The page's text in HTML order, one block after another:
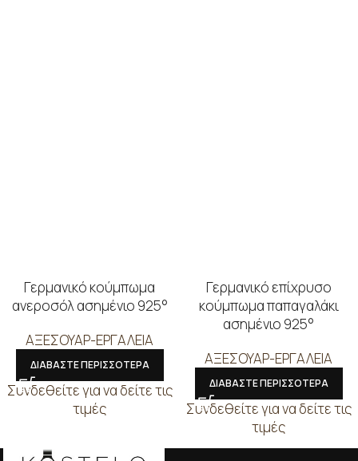
Γερμανικό κούμπωμα
ανεροσόλ ασημένιο 925°
ΑΞΕΣΟΥΑΡ-ΕΡΓΑΛΕΙΑ
ΔΙΑΒΑΣΤΕ ΠΕΡΙΣΣΟΤΕΡΑ
Συνδεθείτε για να δείτε τις
τιμές
Γερμανικό επίχρυσο
κούμπωμα παπαγαλάκι
ασημένιο 925°
ΑΞΕΣΟΥΑΡ-ΕΡΓΑΛΕΙΑ
ΔΙΑΒΑΣΤΕ ΠΕΡΙΣΣΟΤΕΡΑ
Συνδεθείτε για να δείτε τις
τιμές